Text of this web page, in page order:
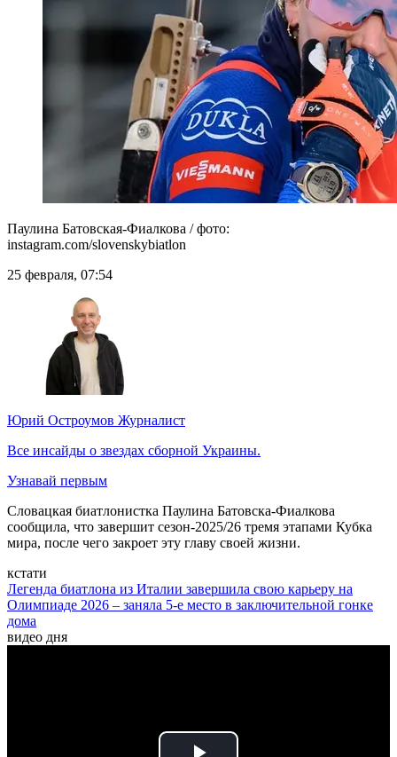
Паулина Батовская-Фиалкова / фото:
instagram.com/slovenskybiatlon
25 февраля, 07:54
Юрий Остроумов Журналист
Все инсайды о звездах сборной Украины.
Узнавай первым
Словацкая биатлонистка Паулина Батовска-Фиалкова
сообщила, что завершит сезон-2025/26 тремя этапами Кубка
мира, после чего закроет эту главу своей жизни.
кстати
Легенда биатлона из Италии завершила свою карьеру на
Олимпиаде 2026 – заняла 5-е место в заключительной гонке
дома
видео дня